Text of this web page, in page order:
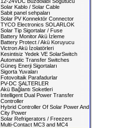
Solar Kablo / Solar Cable
Sabit panel sehpaları
Solar PV Konnektör Connector
TYCO Electronics SOLARLOK
Solar Tip Sigortalar / Fuse
Battery Monitor Akü İzleme
Battery Protect / Akü Koruyucu
Victron Akü İzolatörleri
Kesintisiz Yedek VE SolarSwitch
Automatic Transfer Switches
Güneş Enerji Sigortaları
Sigorta Yuvaları
Fotovoltaik Parafadurlar
PV-DC ŞALTERLER
Akü Bağlantı Soketleri
Intelligent Dual Power Transfer
Controller
Hybrid Controller Of Solar Power And
City Power
Solar Refrigerators / Freezers
Multi-Contact MC3 and MC4